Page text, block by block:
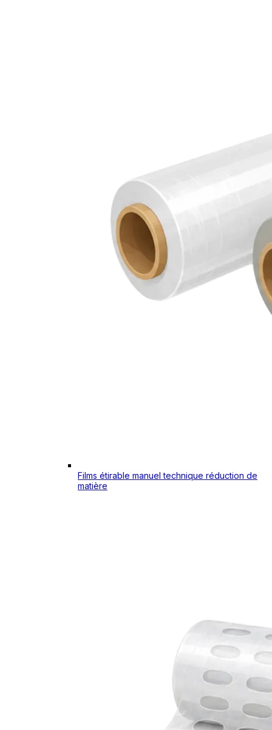
Films étirable manuel technique réduction de
matière